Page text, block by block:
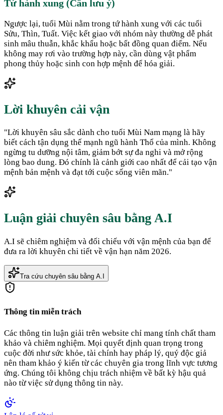
Tứ hành xung (Cần lưu ý)
Ngược lại, tuổi Mùi nằm trong tứ hành xung với các tuổi
Sửu, Thìn, Tuất. Việc kết giao với nhóm này thường dễ phát
sinh mâu thuẫn, khắc khẩu hoặc bất đồng quan điểm. Nếu
không may rơi vào trường hợp này, cần dùng vật phẩm
phong thủy hoặc sinh con hợp mệnh để hóa giải.
Lời khuyên cải vận
"Lời khuyên sâu sắc dành cho tuổi Mùi Nam mạng là hãy
biết cách tận dụng thế mạnh ngũ hành Thổ của mình. Không
ngừng tu dưỡng nội tâm, giảm bớt sự đa nghi và mở rộng
lòng bao dung. Đó chính là cảnh giới cao nhất để cải tạo vận
mệnh bản mệnh và đạt tới cuộc sống viên mãn."
Luận giải chuyên sâu bằng A.I
A.I sẽ chiêm nghiệm và đối chiếu với vận mệnh của bạn để
đưa ra lời khuyên chi tiết về vận hạn năm 2026.
Tra cứu chuyên sâu bằng A.I
Thông tin miễn trách
Các thông tin luận giải trên website chỉ mang tính chất tham
khảo và chiêm nghiệm. Mọi quyết định quan trọng trong
cuộc đời như sức khỏe, tài chính hay pháp lý, quý độc giả
nên tham khảo ý kiến từ các chuyên gia trong lĩnh vực tương
ứng. Chúng tôi không chịu trách nhiệm về bất kỳ hậu quả
nào từ việc sử dụng thông tin này.